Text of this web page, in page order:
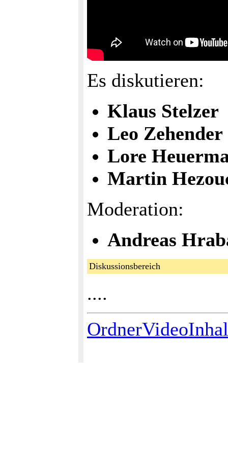
Es diskutieren:
Klaus Stelzer
Leo Zehender
Lore
Martin
Moderation:
Andreas
Diskussionsbereich
....